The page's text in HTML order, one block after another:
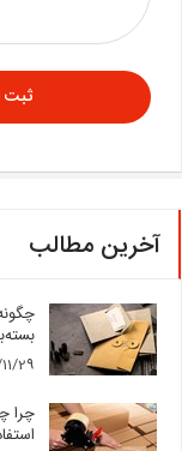
آخرین مطالب
29